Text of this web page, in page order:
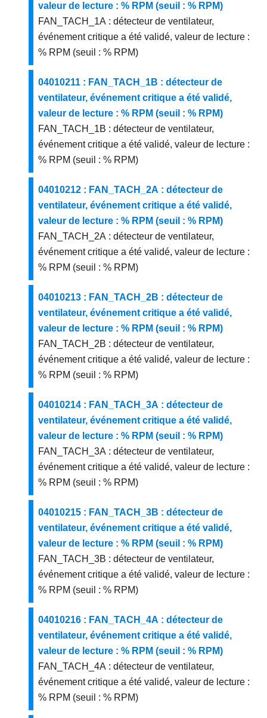
valeur de lecture : % RPM (seuil : % RPM)
FAN_TACH_1A : détecteur de ventilateur,
événement critique a été validé, valeur de lecture :
% RPM (seuil : % RPM)
04010211 : FAN_TACH_1B : détecteur de
ventilateur, événement critique a été validé,
valeur de lecture : % RPM (seuil : % RPM)
FAN_TACH_1B : détecteur de ventilateur,
événement critique a été validé, valeur de lecture :
% RPM (seuil : % RPM)
04010212 : FAN_TACH_2A : détecteur de
ventilateur, événement critique a été validé,
valeur de lecture : % RPM (seuil : % RPM)
FAN_TACH_2A : détecteur de ventilateur,
événement critique a été validé, valeur de lecture :
% RPM (seuil : % RPM)
04010213 : FAN_TACH_2B : détecteur de
ventilateur, événement critique a été validé,
valeur de lecture : % RPM (seuil : % RPM)
FAN_TACH_2B : détecteur de ventilateur,
événement critique a été validé, valeur de lecture :
% RPM (seuil : % RPM)
04010214 : FAN_TACH_3A : détecteur de
ventilateur, événement critique a été validé,
valeur de lecture : % RPM (seuil : % RPM)
FAN_TACH_3A : détecteur de ventilateur,
événement critique a été validé, valeur de lecture :
% RPM (seuil : % RPM)
04010215 : FAN_TACH_3B : détecteur de
ventilateur, événement critique a été validé,
valeur de lecture : % RPM (seuil : % RPM)
FAN_TACH_3B : détecteur de ventilateur,
événement critique a été validé, valeur de lecture :
% RPM (seuil : % RPM)
04010216 : FAN_TACH_4A : détecteur de
ventilateur, événement critique a été validé,
valeur de lecture : % RPM (seuil : % RPM)
FAN_TACH_4A : détecteur de ventilateur,
événement critique a été validé, valeur de lecture :
% RPM (seuil : % RPM)